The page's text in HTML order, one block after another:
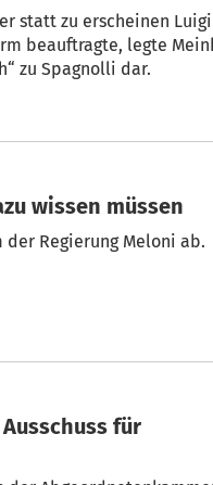
statt zu erscheinen
legte Meinhard
zu Spagnolli dar.
wissen müssen
Der Senat stimmt heute über die Verfassungsreform der Regierung Meloni ab.